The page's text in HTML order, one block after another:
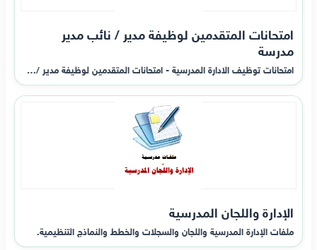
امتحانات المتقدمين لوظيفة مدير / نائب مدير
مدرسة
امتحانات توظيف الادارة المدرسية - امتحانات المتقدمين لوظيفة مدير /…
الإدارة واللجان المدرسية
ملفات الإدارة المدرسية واللجان والسجلات والخطط والنماذج التنظيمية.